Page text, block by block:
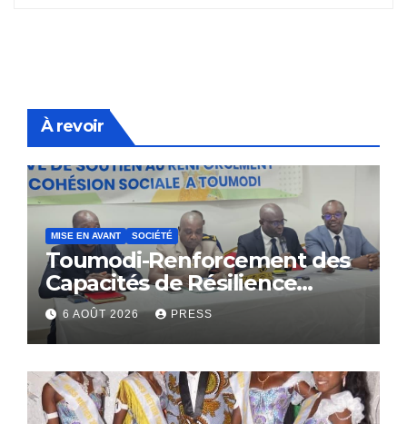
À revoir
MISE EN AVANT SOCIÉTÉ
Toumodi-Renforcement des
Capacités de Résilience
Communautaire
6 AOÛT 2026 PRESS